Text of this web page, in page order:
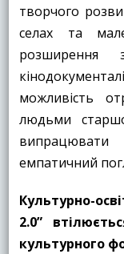
творчого
селах та
розширення
можливість
людьми
випрацювати
емпатичний
Культурно-
2.0”
культурного